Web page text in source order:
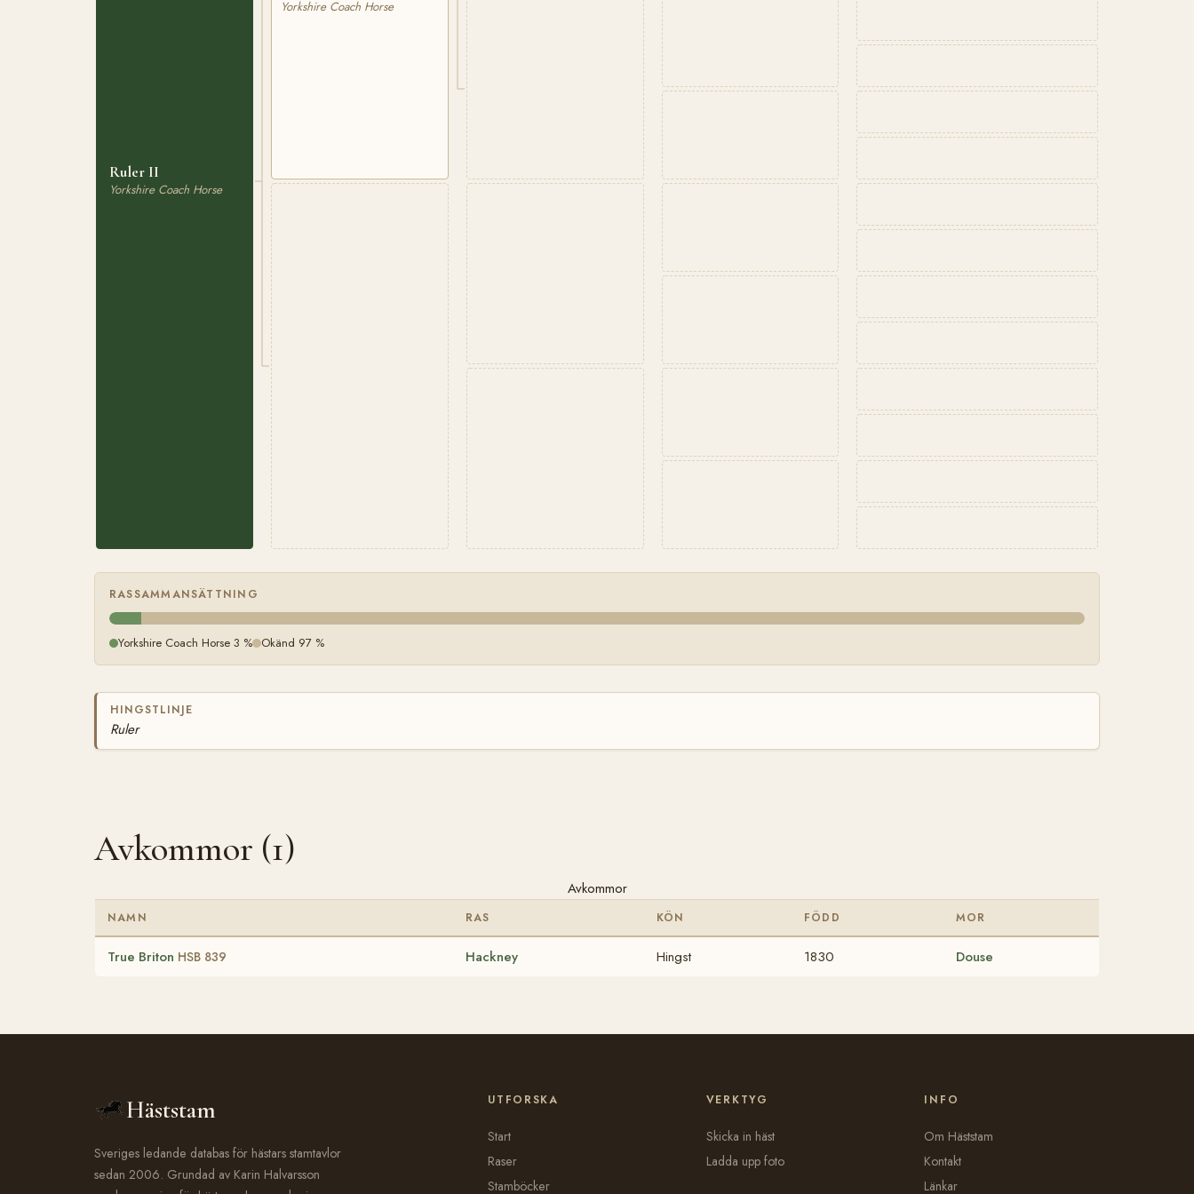
Ruler II
Yorkshire Coach Horse
Yorkshire Coach Horse
RASSAMMANSÄTTNING
Yorkshire Coach Horse 3 % Okänd 97 %
HINGSTLINJE
Ruler
Avkommor (1)
Avkommor
NAMN RAS KÖN FÖDD MOR
True Briton HSB 839 Hackney Hingst 1830 Douse
Häststam
Sveriges ledande databas för hästars stamtavlor
sedan 2006. Grundad av Karin Halvarsson
UTFORSKA
Start
Raser
Stamböcker
VERKTYG
Skicka in häst
Ladda upp foto
INFO
Om Häststam
Kontakt
Länkar